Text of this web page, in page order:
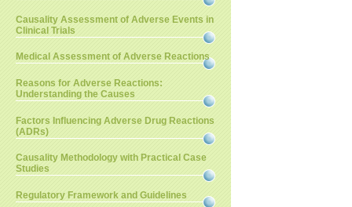
Causality Assessment of Adverse Events in
Clinical Trials
Medical Assessment of Adverse Reactions
Reasons for Adverse Reactions:
Understanding the Causes
Factors Influencing Adverse Drug Reactions
(ADRs)
Causality Methodology with Practical Case
Studies
Regulatory Framework and Guidelines